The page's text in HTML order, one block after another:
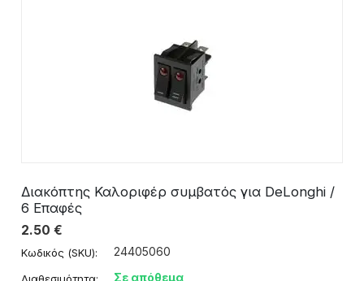
Διακόπτης Καλοριφέρ συμβατός για DeLonghi /
6 Επαφές
2.50 €
Κωδικός (SKU): 24405060
Σε απόθεμα